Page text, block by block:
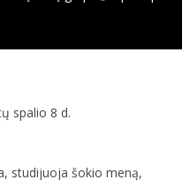
spalio 8 d.
studijuoja šokio meną,